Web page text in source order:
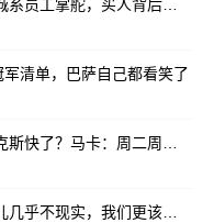
清单，巴萨自己都看笑了